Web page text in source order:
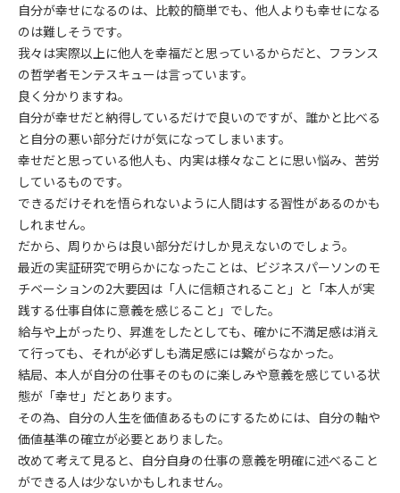
自分が幸せになるのは、比較的簡単でも、他人よりも幸せになる
のは難しそうです。
我々は実際以上に他人を幸福だと思っているからだと、フランス
の哲学者モンテスキューは言っています。
良く分かりますね。
自分が幸せだと納得しているだけで良いのですが、誰かと比べる
と自分の悪い部分だけが気になってしまいます。
幸せだと思っている他人も、内実は様々なことに思い悩み、苦労
しているものです。
できるだけそれを悟られないように人間はする習性があるのかも
しれません。
だから、周りからは良い部分だけしか見えないのでしょう。
最近の実証研究で明らかになったことは、ビジネスパーソンのモ
チベーションの2大要因は「人に信頼されること」と「本人が実
践する仕事自体に意義を感じること」でした。
給与や上がったり、昇進をしたとしても、確かに不満足感は消え
て行っても、それが必ずしも満足感には繋がらなかった。
結局、本人が自分の仕事そのものに楽しみや意義を感じている状
態が「幸せ」だとあります。
その為、自分の人生を価値あるものにするためには、自分の軸や
価値基準の確立が必要とありました。
改めて考えて見ると、自分自身の仕事の意義を明確に述べること
ができる人は少ないかもしれません。